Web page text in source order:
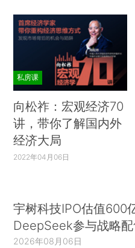
私房课
向松祚：宏观经济70
讲，带你了解国内外
经济大局
2022年04月06日
宇树科技IPO估值600
DeepSeek参与战略配
2026年08月06日